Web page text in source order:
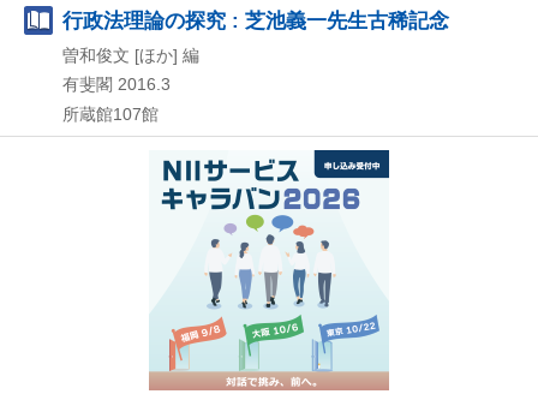
行政法理論の探究 : 芝池義一先生古稀記念
曽和俊文 [ほか] 編
有斐閣 2016.3
所蔵館107館